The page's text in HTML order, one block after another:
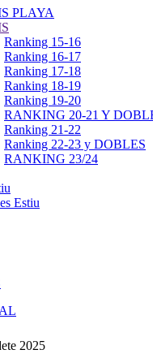
PLAYA
Ranking 15-16
Ranking 16-17
Ranking 17-18
Ranking 18-19
Ranking 19-20
RANKING 20-21 Y
Ranking 21-22
Ranking 22-23 y DOBLES
RANKING 23/24
Estiu
2025